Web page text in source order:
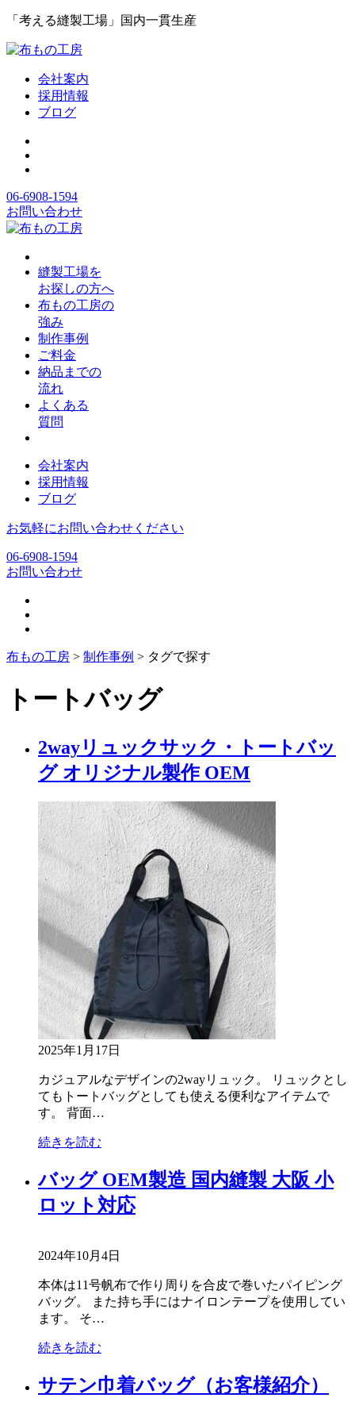
「考える縫製工場」国内一貫生産
会社案内
採用情報
ブログ
06-6908-1594
お問い合わせ
縫製工場を
お探しの方へ
布もの工房の
強み
制作事例
ご料金
納品までの
流れ
よくある
質問
会社案内
採用情報
ブログ
お気軽にお問い合わせください
06-6908-1594
お問い合わせ
布もの工房 > 制作事例 > タグで探す
トートバッグ
2wayリュックサック・トートバッ
グ オリジナル製作 OEM
2025年1月17日
カジュアルなデザインの2wayリュック。 リュックとし
てもトートバッグとしても使える便利なアイテムで
す。 背面…
続きを読む
バッグ OEM製造 国内縫製 大阪 小
ロット対応
2024年10月4日
本体は11号帆布で作り周りを合皮で巻いたパイピング
バッグ。 また持ち手にはナイロンテープを使用してい
ます。 そ…
続きを読む
サテン巾着バッグ（お客様紹介）